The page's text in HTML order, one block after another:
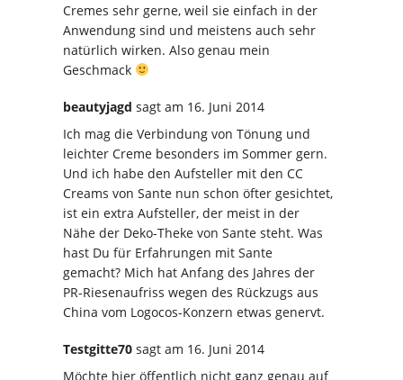
Cremes sehr gerne, weil sie einfach in der
Anwendung sind und meistens auch sehr
natürlich wirken. Also genau mein
Geschmack
beautyjagd sagt am 16. Juni 2014
Ich mag die Verbindung von Tönung und
leichter Creme besonders im Sommer gern.
Und ich habe den Aufsteller mit den CC
Creams von Sante nun schon öfter gesichtet,
ist ein extra Aufsteller, der meist in der
Nähe der Deko-Theke von Sante steht. Was
hast Du für Erfahrungen mit Sante
gemacht? Mich hat Anfang des Jahres der
PR-Riesenaufriss wegen des Rückzugs aus
China vom Logocos-Konzern etwas genervt.
Testgitte70 sagt am 16. Juni 2014
Möchte hier öffentlich nicht ganz genau auf